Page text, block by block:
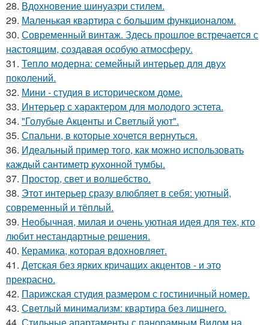
28. Вдохновение шинуазри стилем.
29. Маленькая квартира с большим функционалом.
30. Современный винтаж. Здесь прошлое встречается с
настоящим, создавая особую атмосферу.
31. Тепло модерна: семейный интерьер для двух
поколений.
32. Мини - студия в историческом доме.
33. Интерьер с характером для молодого эстета.
34. "Голубые Акценты и Светлый уют".
35. Спальни, в которые хочется вернуться.
36. Идеальный пример того, как можно использовать
каждый сантиметр кухонной тумбы.
37. Простор, свет и волшебство.
38. Этот интерьер сразу влюбляет в себя: уютный,
современный и тёплый.
39. Необычная, милая и очень уютная идея для тех, кто
любит нестандартные решения.
40. Керамика, которая вдохновляет.
41. Детская без ярких кричащих акцентов - и это
прекрасно.
42. Парижская студия размером с гостиничный номер.
43. Светлый минимализм: квартира без лишнего.